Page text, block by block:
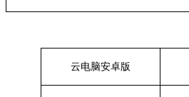
云电脑安卓版